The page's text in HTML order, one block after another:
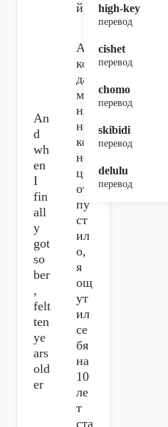
й,
An
d
wh
en
I
fin
all
y
got
so
ber
,
felt
ten
ye
ars
old
er
А
ког
да
ме
ня
на
ко
не
ц
от
пу
ст
ил
о,
я
ощ
ут
ил
се
бя
на
10
ле
т
ста
high-key
перевод
cishet
перевод
chomo
перевод
skibidi
перевод
delulu
перевод